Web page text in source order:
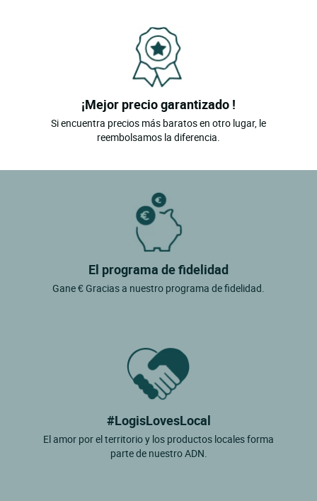
¡Mejor precio garantizado !
Si encuentra precios más baratos en otro lugar, le
reembolsamos la diferencia.
El programa de fidelidad
Gane € Gracias a nuestro programa de fidelidad.
#LogisLovesLocal
El amor por el territorio y los productos locales forma
parte de nuestro ADN.